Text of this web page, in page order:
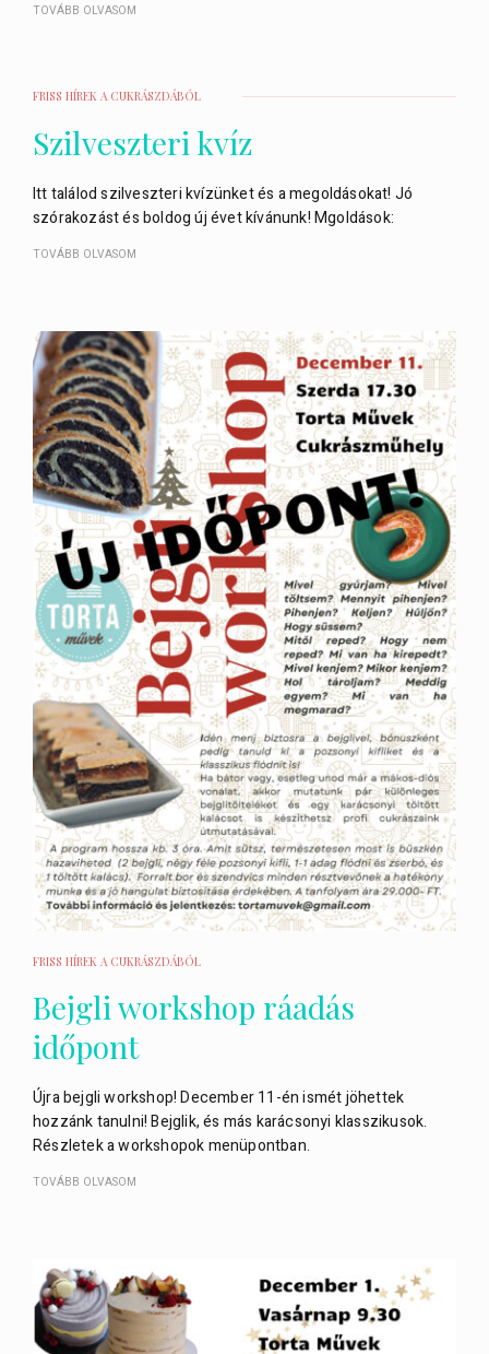
TOVÁBB OLVASOM
FRISS HÍREK A CUKRÁSZDÁBÓL
Szilveszteri kvíz
Itt találod szilveszteri kvízünket és a megoldásokat! Jó
szórakozást és boldog új évet kívánunk! Mgoldások:
TOVÁBB OLVASOM
FRISS HÍREK A CUKRÁSZDÁBÓL
Bejgli workshop ráadás
időpont
Újra bejgli workshop! December 11-én ismét jöhettek
hozzánk tanulni! Bejglik, és más karácsonyi klasszikusok.
Részletek a workshopok menüpontban.
TOVÁBB OLVASOM